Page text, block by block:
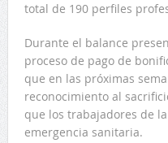
total de 190 perfiles
Durante el balance
proceso de pago de
que en las próximas
reconocimiento al
que los trabajadores de
emergencia sanitaria.